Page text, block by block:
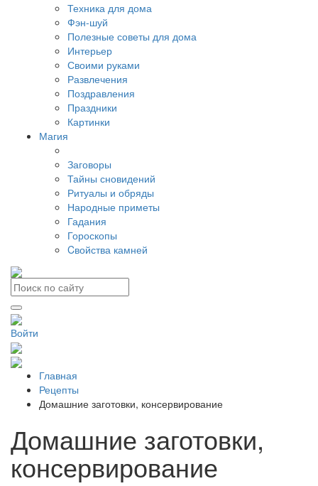
Техника для дома
Фэн-шуй
Полезные советы для дома
Интерьер
Своими руками
Развлечения
Поздравления
Праздники
Картинки
Магия
Заговоры
Тайны сновидений
Ритуалы и обряды
Народные приметы
Гадания
Гороскопы
Cвойства камней
Войти
Главная
Рецепты
Домашние заготовки, консервирование
Домашние заготовки,
консервирование